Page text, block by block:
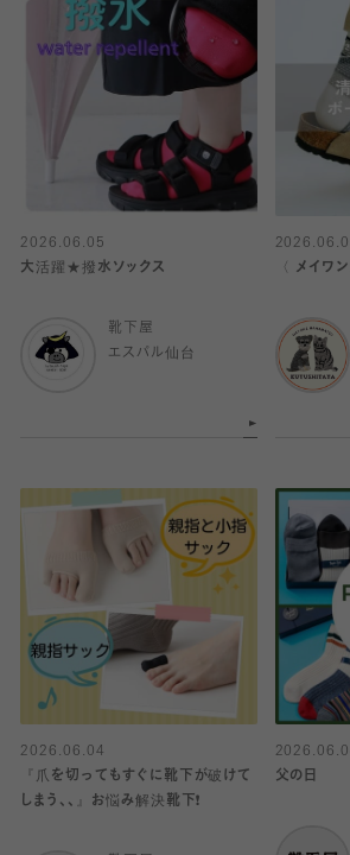
2026.06.05
大活躍★撥水ソックス
靴下屋
エスパル仙台
〈 メイワ
2026.06.04
『爪を切ってもすぐに靴下が破けて
しまう、、』お悩み解決靴下❗️
父の日